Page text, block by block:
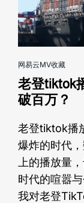
网易云MV收藏
老登tiktok
破百万？
老登tiktok播
爆炸的时代
上的播放量
时代的喧嚣
我对老登